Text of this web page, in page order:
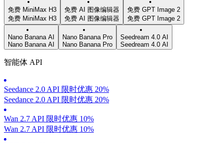
免费 MiniMax H3
免费 MiniMax H3
免费 AI 图像编辑器
免费 AI 图像编辑器
免费 GPT Image 2
免费 GPT Image 2
Nano Banana AI
Nano Banana AI
Nano Banana Pro
Nano Banana Pro
Seedream 4.0 AI
Seedream 4.0 AI
智能体 API
Seedance 2.0 API 限时优惠 20%
Seedance 2.0 API 限时优惠 20%
Wan 2.7 API 限时优惠 10%
Wan 2.7 API 限时优惠 10%